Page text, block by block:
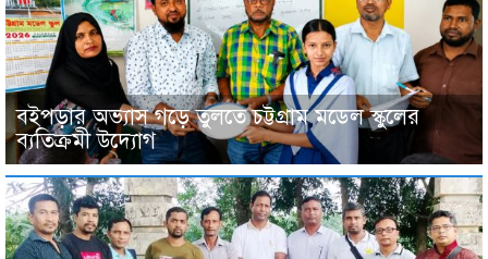
বইপড়ার অভ্যাস গড়ে তুলতে চট্টগ্রাম মডেল স্কুলের
ব্যতিক্রমী উদ্যোগ